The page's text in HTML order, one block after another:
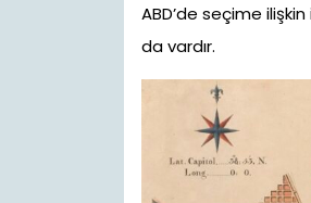
ABD’de seçime
da vardır.